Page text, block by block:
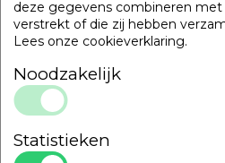
deze gegevens combineren
verstrekt of die zij hebben
Lees onze cookieverklaring.
Noodzakelijk
Statistieken